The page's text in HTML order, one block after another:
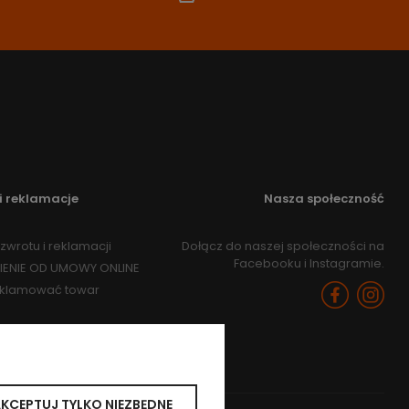
reklamacje
i reklamacji
OD UMOWY ONLINE
towar
Nasza społeczność
Dołącz do naszej społeczności na
Facebooku i Instagramie.
TYLKO NIEZBĘDNE